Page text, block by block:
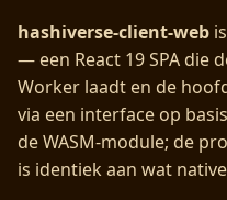
hashiverse-client-web
— een React 19 SPA die
Worker laadt en de
via een interface op
de WASM-module; de
is identiek aan wat